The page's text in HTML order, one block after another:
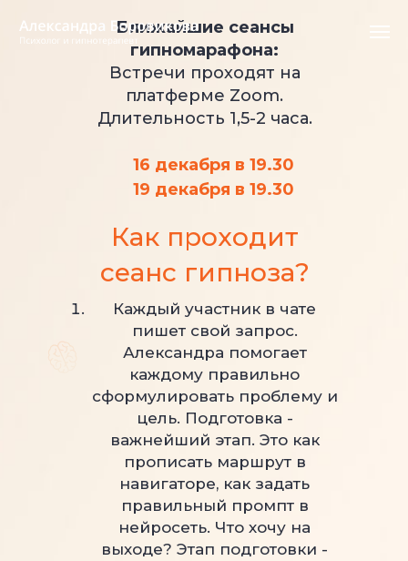
16 декабря в 19.30
19 декабря в 19.30
Ближайшие сеансы
гипномарафона:
Встречи проходят на
платферме Zoom.
Длительность 1,5-2 часа.
Каждый участник в чате
пишет свой запрос.
Александра помогает
каждому правильно
сформулировать проблему и
цель. Подготовка -
важнейший этап. Это как
прописать маршрут в
навигаторе, как задать
правильный промпт в
нейросеть. Что хочу на
выходе? Этап подготовки -
Как проходит
сеанс гипноза?